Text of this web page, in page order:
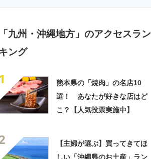
九州・沖縄地方」のアクセスラン
ング
熊本県の「焼肉」の名店10
選！ あなたが好きな店はど
こ？【人気投票実施中】
【主婦が選ぶ】買ってきてほ
しい「沖縄県のお土産」ラン